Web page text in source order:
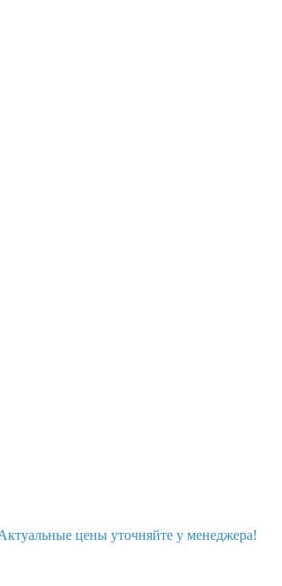
цены уточняйте у менеджера!